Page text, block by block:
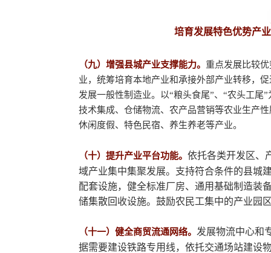
培育发展特色优势产
（九）增强县城产业支撑能力。 重点发展比较
业，统筹培育本地产业和承接外部产业转移，
发展一般性制造业。以“粮头食尾”、“农头工尾
技术集成、仓储物流、农产品营销等农业生产
休闲度假、特色民宿、养生养老等产业。
（十）提升产业平台功能。 依托各类开发区、
域产业集中集聚发展。支持符合条件的县城
配套设施，健全标准厂房、通用基础制造装
储集散回收设施。鼓励农民工集中的产业园
（十一）健全商贸流通网络。 发展物流中心和
据需要建设铁路专用线，依托交通场站建设